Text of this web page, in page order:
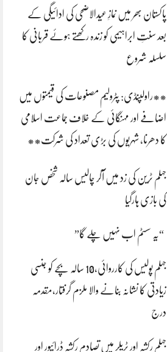
پاکستان بھر میں نمازِ عیدالاضحی کی ادائیگی کے
بعد سنتِ ابراہیمی کو زندہ رکھتے ہوئے قربانی کا
سلسلہ شروع
**راولپنڈی: پٹرولیم مصنوعات کی قیمتوں میں
اضافے اور مہنگائی کے خلاف جماعت اسلامی
کا دھرنا، شہریوں کی بڑی تعداد کی شرکت**
جہلم ٹرین کی زد میں آکر چالیس سالہ شخص جان
کی بازی ہارگیا
“یہ سسٹم اب نہیں چلے گا”
جہلم پولیس کی کارروائی،10 سالہ بچے کو جنسی
زیادتی کا نشانہ بنانے والا ملزم گرفتار،مقدمہ
درج
جہلم رکشہ اور ٹریلر میں تصادم رکشہ ڈرائیور اور